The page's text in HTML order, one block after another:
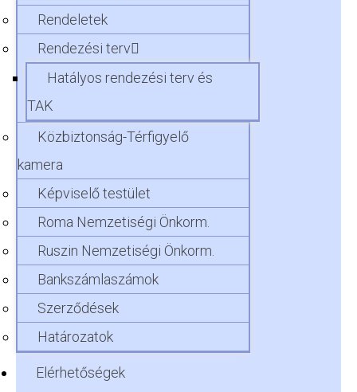
Rendeletek
Rendezési terv
Hatályos rendezési terv és
TAK
Közbiztonság-Térfigyelő
kamera
Képviselő testület
Roma Nemzetiségi Önkorm.
Ruszin Nemzetiségi Önkorm.
Bankszámlaszámok
Szerződések
Határozatok
Elérhetőségek